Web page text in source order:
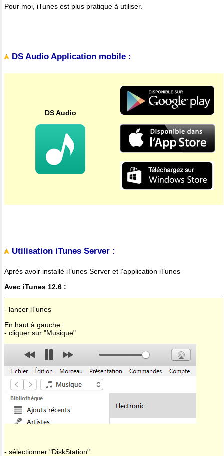
Pour moi, iTunes est plus pratique à utiliser.
DS Audio Application mobile :
DS Audio
Utilisation iTunes Server :
Après avoir installé iTunes Server et l'application iTunes
Avec iTunes 12.6 :
- lancer iTunes
En haut à gauche :
- cliquer sur "Musique"
- sélectionner "DiskStation"